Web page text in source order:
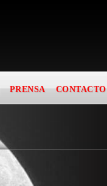
PRENSA CONTACTO